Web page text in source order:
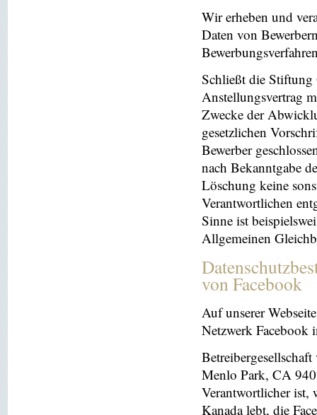
Wir erheben und
Daten von
Schließt die Stiftung
Anstellungsvertrag
Zwecke der
gesetzlichen
Bewerber
nach Bekanntgabe
Löschung keine
Verantwortlichen
Sinne ist
Allgemeinen
von Facebook
Auf unserer
Netzwerk Facebook
Menlo Park, CA
Verantwortlicher ist,
Kanada lebt, die